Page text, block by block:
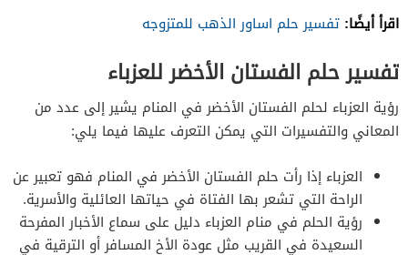
اقرأ أيضًا: تفسير حلم اساور الذهب للمتزوجه
تفسير حلم الفستان الأخضر للعزباء
رؤية العزباء لحلم الفستان الأخضر في المنام يشير إلى عدد من
المعاني والتفسيرات التي يمكن التعرف عليها فيما يلي:
العزباء إذا رأت حلم الفستان الأخضر في المنام فهو تعبير عن
الراحة التي تشعر بها الفتاة في حياتها العائلية والأسرية.
رؤية الحلم في منام العزباء دليل على سماع الأخبار المفرحة
السعيدة في القريب مثل عودة الأخ المسافر أو الترقية في